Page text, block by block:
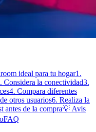
ideal para tu hogar1.
Considera la conectividad3.
4. Compara diferentes
otros usuarios6. Realiza la
antes de la compra💡 Avis
FAQ